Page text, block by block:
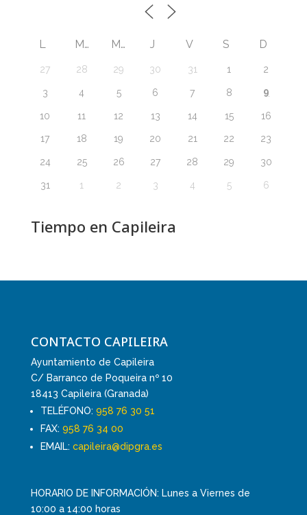
L M M J V S D
27 28 29 30 31 1 2
3 4 5 6 7 8 9
10 11 12 13 14 15 16
17 18 19 20 21 22 23
24 25 26 27 28 29 30
31 1 2 3 4 5 6
Tiempo en Capileira
CONTACTO CAPILEIRA
Ayuntamiento de Capileira
C/ Barranco de Poqueira nº 10
18413 Capileira (Granada)
TELÉFONO: 958 76 30 51
FAX: 958 76 34 00
EMAIL: capileira@dipgra.es
HORARIO DE INFORMACIÓN: Lunes a Viernes de
10:00 a 14:00 horas